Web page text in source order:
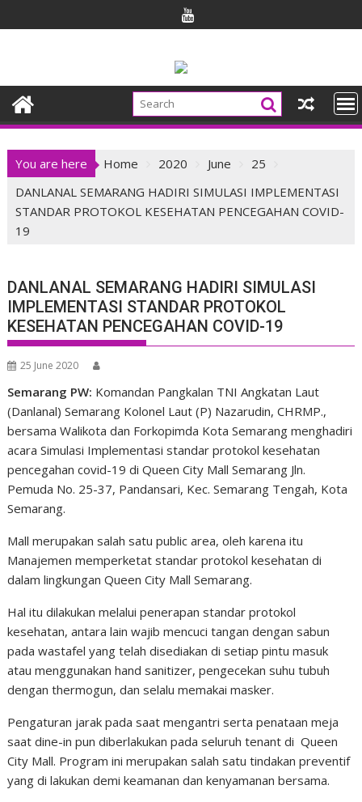
to
You are here Home 2020 June
25
DANLANAL SEMARANG HADIRI SIMULASI IMPLEMENTASI
STANDAR PROTOKOL KESEHATAN PENCEGAHAN COVID-
19
DANLANAL SEMARANG HADIRI SIMULASI
IMPLEMENTASI STANDAR PROTOKOL
KESEHATAN PENCEGAHAN COVID-19
25 June 2020
Semarang PW: Komandan Pangkalan TNI Angkatan Laut
(Danlanal) Semarang Kolonel Laut (P) Nazarudin, CHRMP.,
bersama Walikota dan Forkopimda Kota Semarang menghadiri
acara Simulasi Implementasi standar protokol kesehatan
pencegahan covid-19 di Queen City Mall Semarang Jln.
Pemuda No. 25-37, Pandansari, Kec. Semarang Tengah, Kota
Semarang.
Mall merupakan salah satu public area, oleh karena itu
Manajemen memperketat standar protokol kesehatan di
dalam lingkungan Queen City Mall Semarang.
Hal itu dilakukan melalui penerapan standar protokol
kesehatan, antara lain wajib mencuci tangan dengan sabun
pada wastafel yang telah disediakan di setiap pintu masuk
atau menggunakan hand sanitizer, pengecekan suhu tubuh
dengan thermogun, dan selalu memakai masker.
Pengaturan jarak pada saat mengantri serta penataan meja
saat dine-in pun diberlakukan pada seluruh tenant di Queen
City Mall. Program ini merupakan salah satu tindakan preventif
yang di lakukan demi keamanan dan kenyamanan bersama.